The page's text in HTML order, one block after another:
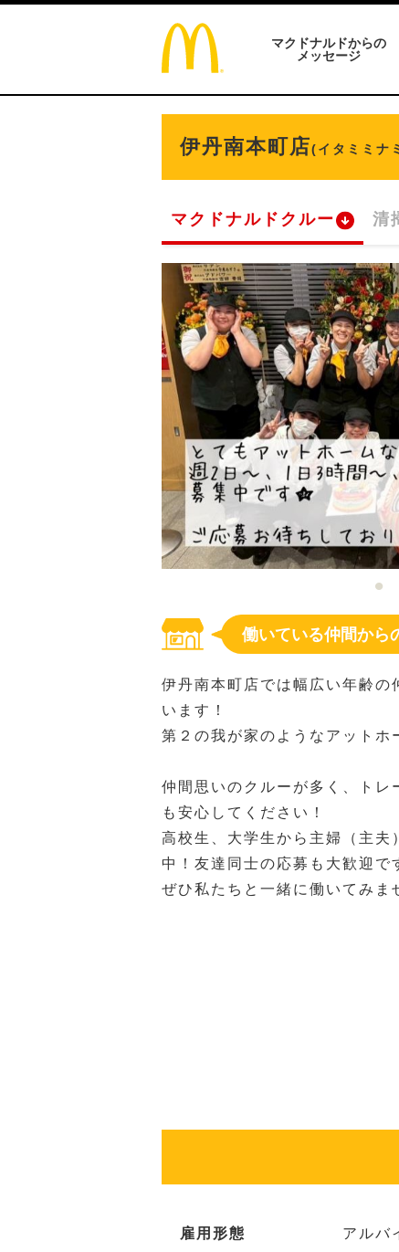
マクドナルドからの
メッセージ
伊丹南本町店(イタミミナ
マクドナルドクルー 清
働いている仲間から
伊丹南本町店では幅広い年齢の
います！
第２の我が家のようなアットホ
仲間思いのクルーが多く、トレ
も安心してください！
高校生、大学生から主婦（主夫
中！友達同士の応募も大歓迎で
ぜひ私たちと一緒に働いてみま
雇用形態 アルバ